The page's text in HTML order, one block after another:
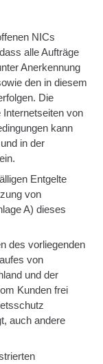
NICs
alle Aufträge
Anerkennung
den in diesem
Die
Internetseiten von
kann
in der
Entgelte
von
A) dieses
des vorliegenden
von
und der
Kunden frei
auch andere